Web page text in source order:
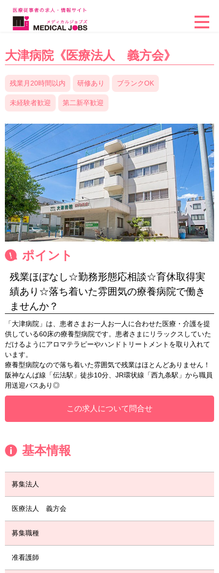
大津病院《医療法人 義方会》
残業月20時間以内 研修あり ブランクOK
未経験者歓迎 第二新卒歓迎
ポイント
残業ほぼなし☆勤務形態応相談☆育休取得実
績あり☆落ち着いた雰囲気の療養病院で働き
ませんか？
「大津病院」は、患者さまお一人お一人に合わせた医療・介護を提
供している60床の療養型病院です。患者さまにリラックスしていた
だけるようにアロマテラピーやハンドトリートメントを取り入れて
います。
療養型病院なので落ち着いた雰囲気で残業はほとんどありません！
阪神なんば線「伝法駅」徒歩10分、JR環状線「西九条駅」から職員
用送迎バスあり◎
この求人について問合せ
基本情報
募集法人
医療法人 義方会
募集職種
准看護師